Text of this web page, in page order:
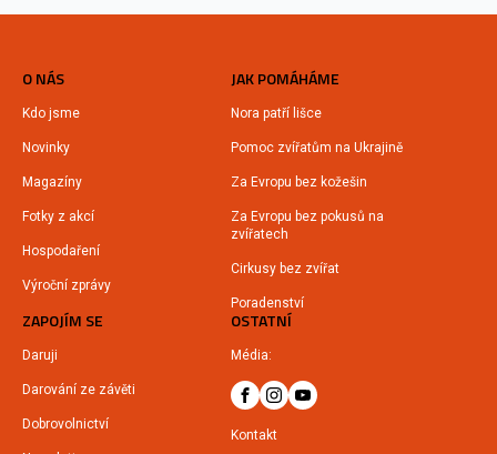
O NÁS
Kdo jsme
Novinky
Magazíny
Fotky z akcí
Hospodaření
Výroční zprávy
JAK POMÁHÁME
Nora patří lišce
Pomoc zvířatům na Ukrajině
Za Evropu bez kožešin
Za Evropu bez pokusů na
zvířatech
Cirkusy bez zvířat
Poradenství
ZAPOJÍM SE
Daruji
Darování ze závěti
Dobrovolnictví
OSTATNÍ
Média:
Kontakt